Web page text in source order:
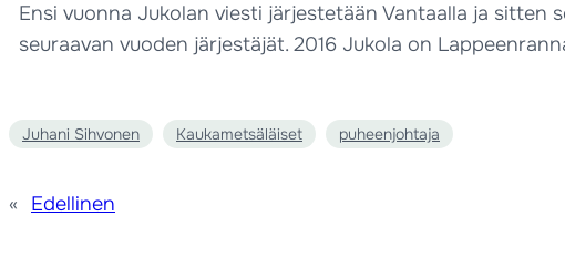
Ensi vuonna Jukolan viesti järjestetään Vantaalla ja sitten
seuraavan vuoden järjestäjät. 2016 Jukola on
Juhani Sihvonen Kaukametsäläiset puheenjohtaja
« Edellinen